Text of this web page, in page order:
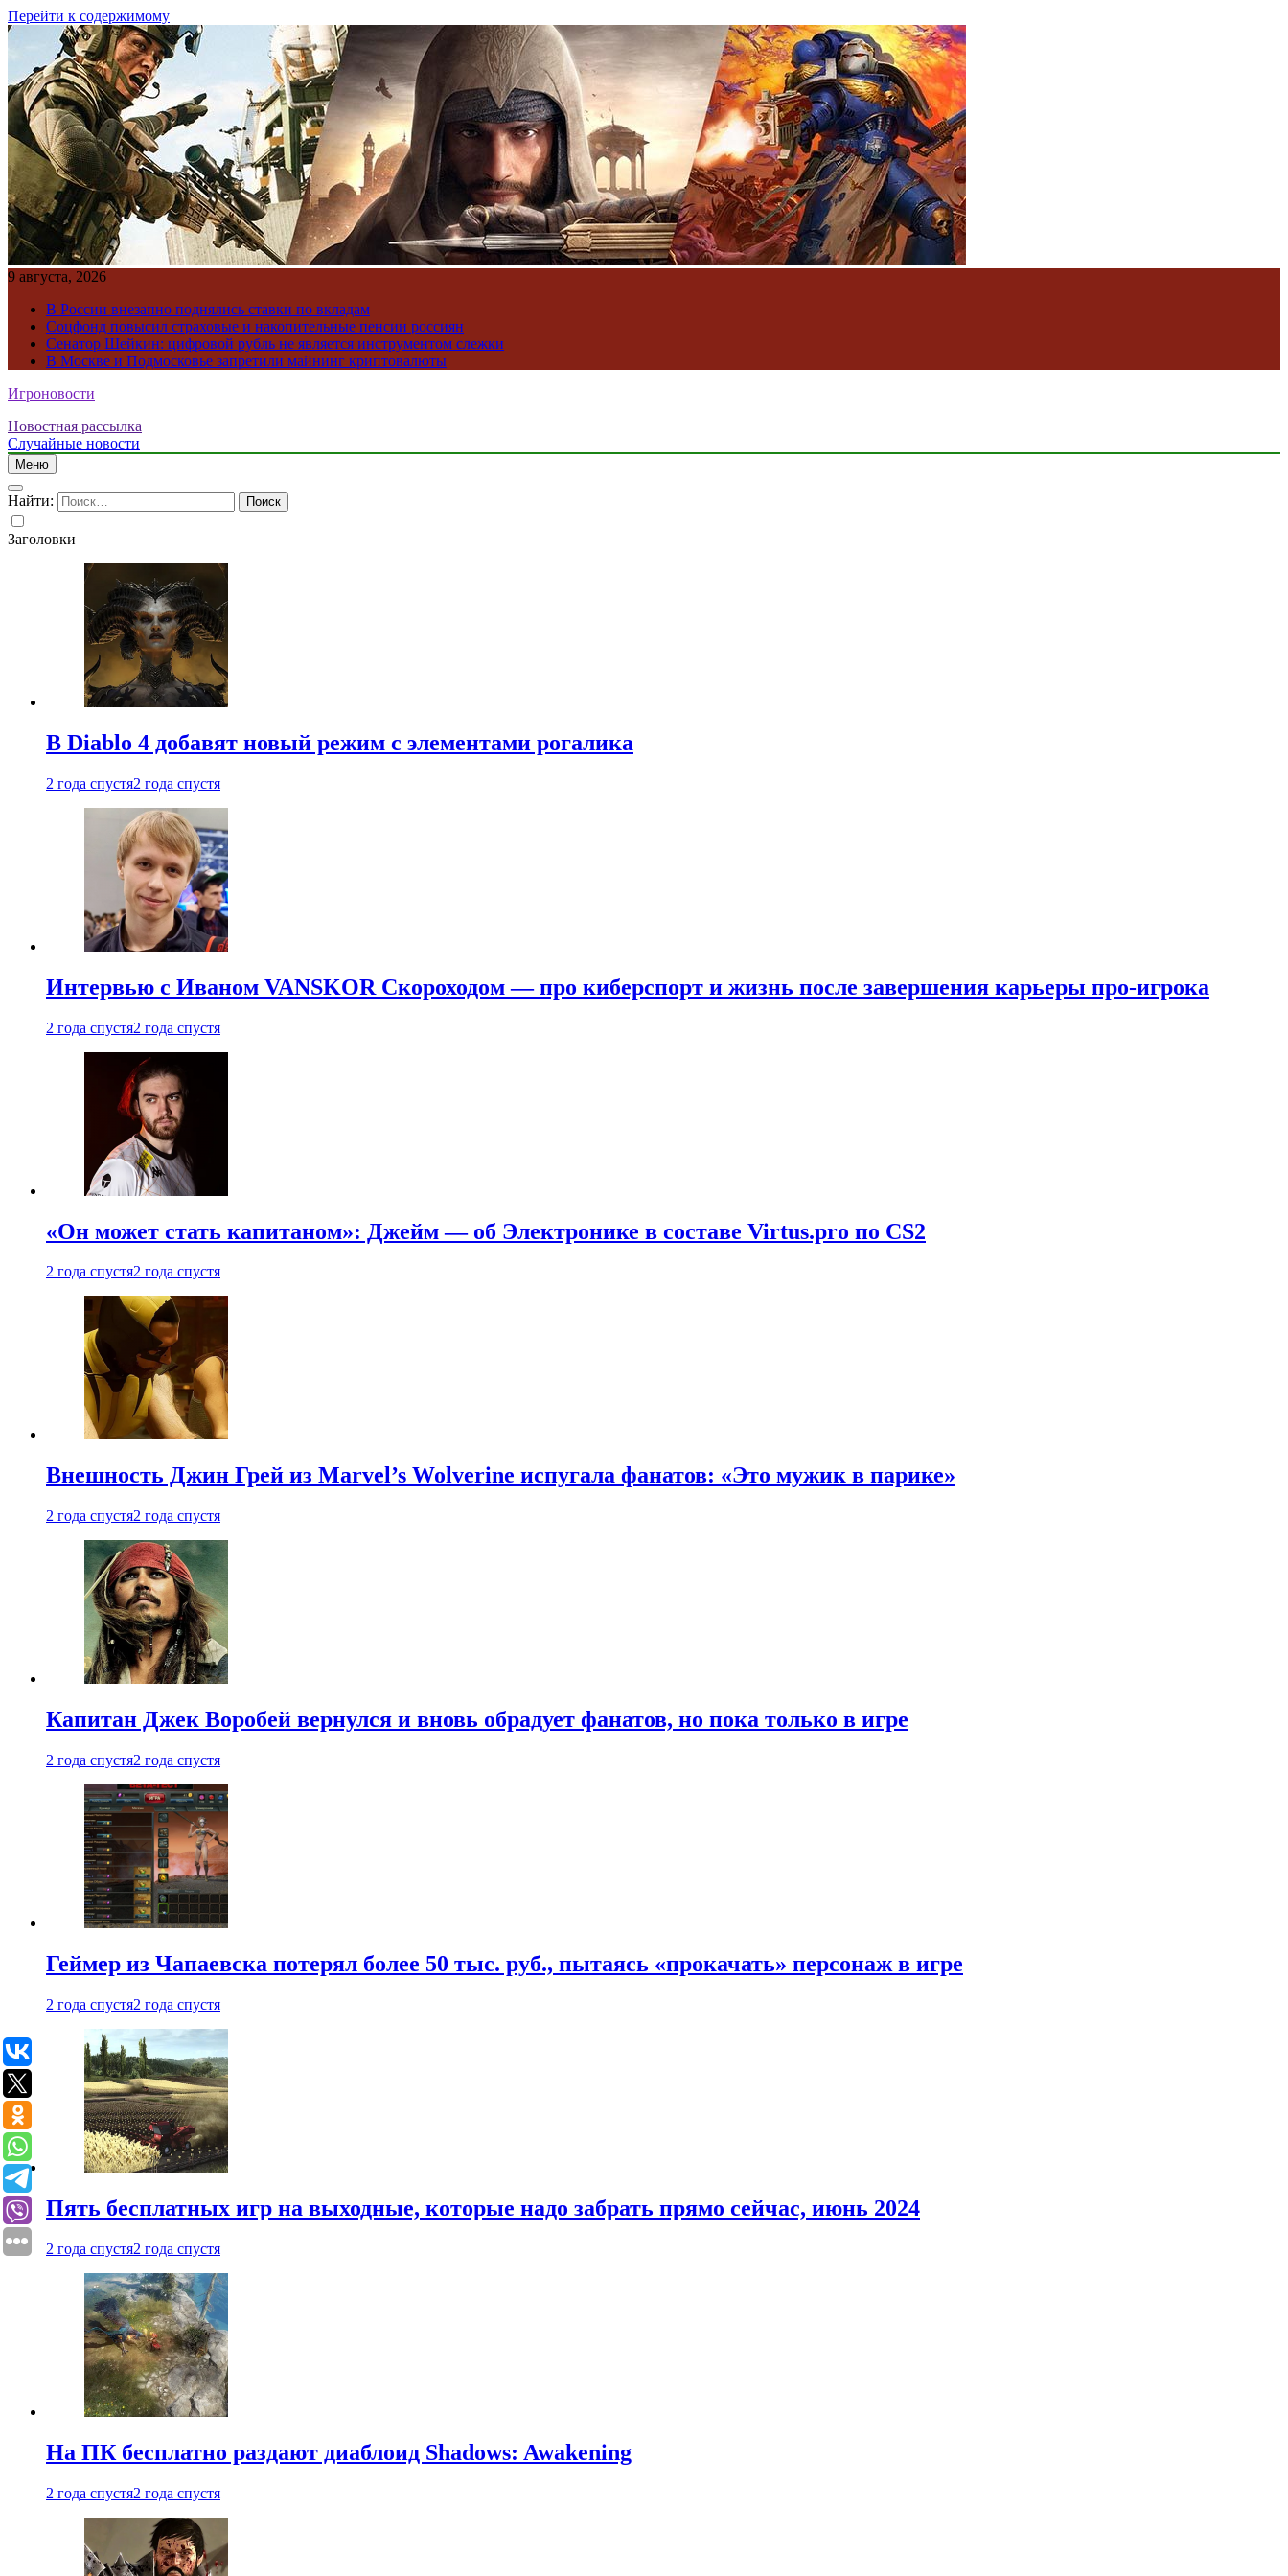
Перейти к содержимому
9 августа, 2026
В России внезапно поднялись ставки по вкладам
Соцфонд повысил страховые и накопительные пенсии россиян
Сенатор Шейкин: цифровой рубль не является инструментом слежки
В Москве и Подмосковье запретили майнинг криптовалюты
Игроновости
Новостная рассылка
Случайные новости
Меню
Найти:
Заголовки
В Diablo 4 добавят новый режим с элементами рогалика
2 года спустя2 года спустя
Интервью с Иваном VANSKOR Скороходом — про киберспорт и жизнь после завершения карьеры про-игрока
2 года спустя2 года спустя
«Он может стать капитаном»: Джейм — об Электронике в составе Virtus.pro по CS2
2 года спустя2 года спустя
Внешность Джин Грей из Marvel’s Wolverine испугала фанатов: «Это мужик в парике»
2 года спустя2 года спустя
Капитан Джек Воробей вернулся и вновь обрадует фанатов, но пока только в игре
2 года спустя2 года спустя
Геймер из Чапаевска потерял более 50 тыс. руб., пытаясь «прокачать» персонаж в игре
2 года спустя2 года спустя
Пять бесплатных игр на выходные, которые надо забрать прямо сейчас, июнь 2024
2 года спустя2 года спустя
На ПК бесплатно раздают диаблоид Shadows: Awakening
2 года спустя2 года спустя